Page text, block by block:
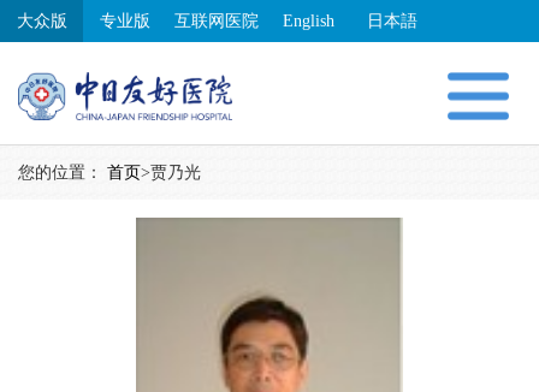
大众版 专业版 互联网医院 English 日本語
您的位置： 首页>贾乃光